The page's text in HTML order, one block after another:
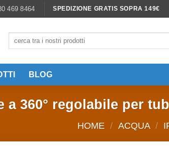
469 8464 SPEDIZIONE GRATIS SOPRA 149€
BLOG
a 360° regolabile per
HOME / ACQUA /